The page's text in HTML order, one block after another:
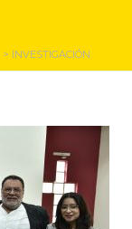
> INVESTIGACIÓN